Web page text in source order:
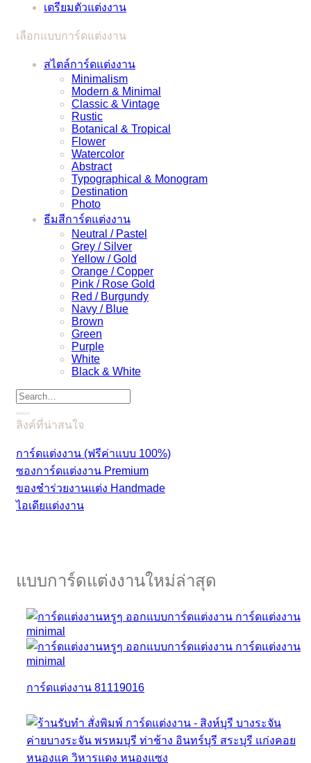
ยุ่งๆ
ง่ายๆ
เตรียมตัวแต่งงาน
เลือกแบบการ์ดแต่งงาน
สไตล์การ์ดแต่งงาน
Minimalism
Modern & Minimal
Classic & Vintage
Rustic
Botanical & Tropical
Flower
Watercolor
Abstract
Typographical & Monogram
Destination
Photo
ธีมสีการ์ดแต่งงาน
Neutral / Pastel
Grey / Silver
Yellow / Gold
Orange / Copper
Pink / Rose Gold
Red / Burgundy
Navy / Blue
Brown
Green
Purple
White
Black & White
ลิงค์ที่น่าสนใจ
การ์ดแต่งงาน (ฟรีค่าแบบ 100%)
ซองการ์ดแต่งงาน Premium
ของชำร่วยงานแต่ง Handmade
ไอเดียแต่งงาน
แบบการ์ดแต่งงานใหม่ล่าสุด
การ์ดแต่งงาน 81119016